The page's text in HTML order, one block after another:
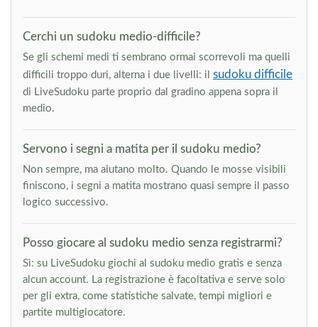
Cerchi un sudoku medio-difficile?
Se gli schemi medi ti sembrano ormai scorrevoli ma quelli
difficili troppo duri, alterna i due livelli: il sudoku difficile
di LiveSudoku parte proprio dal gradino appena sopra il
medio.
Servono i segni a matita per il sudoku medio?
Non sempre, ma aiutano molto. Quando le mosse visibili
finiscono, i segni a matita mostrano quasi sempre il passo
logico successivo.
Posso giocare al sudoku medio senza registrarmi?
Sì: su LiveSudoku giochi al sudoku medio gratis e senza
alcun account. La registrazione è facoltativa e serve solo
per gli extra, come statistiche salvate, tempi migliori e
partite multigiocatore.